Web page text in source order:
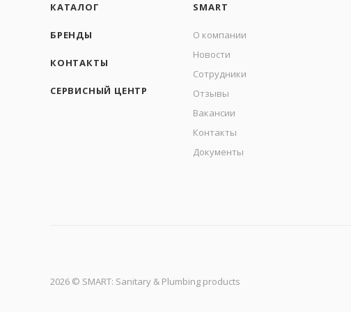
КАТАЛОГ
БРЕНДЫ
КОНТАКТЫ
СЕРВИСНЫЙ ЦЕНТР
SMART
О компании
Новости
Сотрудники
Отзывы
Вакансии
Контакты
Документы
2026 © SMART: Sanitary & Plumbing products